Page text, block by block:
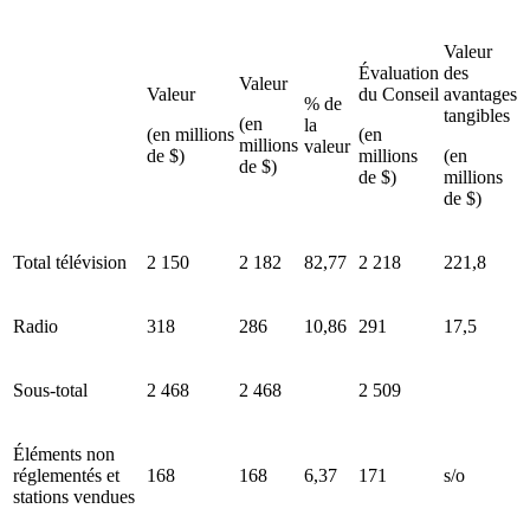
Valeur
(en millions
de $)
Valeur
(en
millions
de $)
% de
la
valeur
Évaluation
du Conseil
(en
millions
de $)
Valeur
des
avantages
tangibles
(en
millions
de $)
Total télévision 2 150 2 182 82,77 2 218 221,8
Radio 318 286 10,86 291 17,5
Sous-total 2 468 2 468 2 509
Éléments non
réglementés et
stations vendues
168 168 6,37 171 s/o